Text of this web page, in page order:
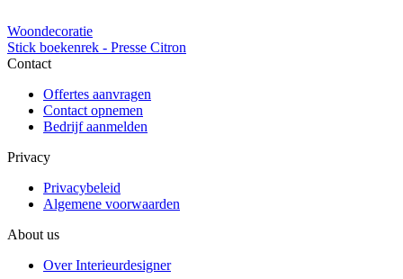
Woondecoratie
Stick boekenrek - Presse Citron
Contact
Offertes aanvragen
Contact opnemen
Bedrijf aanmelden
Privacy
Privacybeleid
Algemene voorwaarden
About us
Over Interieurdesigner